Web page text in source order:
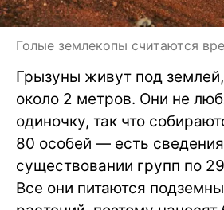
Голые землекопы считаются
Грызуны живут под
около 2 метров. Они не
одиночку, так что
80 особей — есть
существовании групп по
Все они питаются